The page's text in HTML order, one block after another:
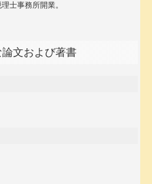
士事務所開業。
文および著書